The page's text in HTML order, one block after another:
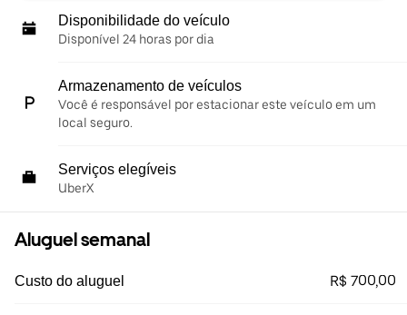
Disponibilidade do veículo
Disponível 24 horas por dia
Armazenamento de veículos
Você é responsável por estacionar este veículo em um
local seguro.
Serviços elegíveis
UberX
Aluguel semanal
Custo do aluguel R$ 700,00